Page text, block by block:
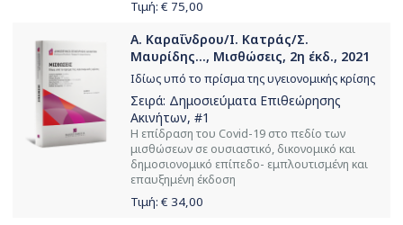
Τιμή: € 75,00
Α. Καραΐνδρου/Ι. Κατράς/Σ.
Μαυρίδης..., Μισθώσεις, 2η έκδ., 2021
Ιδίως υπό το πρίσμα της υγειονομικής κρίσης
Σειρά: Δημοσιεύματα Επιθεώρησης
Ακινήτων, #1
Η επίδραση του Covid-19 στο πεδίο των
μισθώσεων σε ουσιαστικό, δικονομικό και
δημοσιονομικό επίπεδο- εμπλουτισμένη και
επαυξημένη έκδοση
Τιμή: € 34,00